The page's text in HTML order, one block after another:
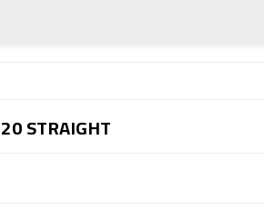
STRAIGHT